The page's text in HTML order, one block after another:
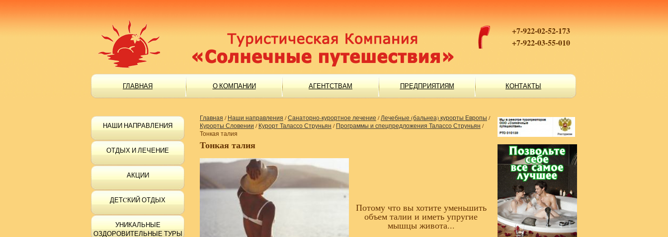
+7-922-02-52-173
+7-922-03-55-010
ГЛАВНАЯ О КОМПАНИИ АГЕНТСТВАМ ПРЕДПРИЯТИЯМ КОНТАКТЫ
НАШИ НАПРАВЛЕНИЯ
ОТДЫХ И ЛЕЧЕНИЕ
АКЦИИ
ДЕТCКИЙ ОТДЫХ
УНИКАЛЬНЫЕ
ОЗДОРОВИТЕЛЬНЫЕ ТУРЫ
Главная /Наши направления /Санаторно-курортное лечение /Лечебные (бальнеа) курорты Европы /
Курорты Словении /Курорт Талассо Струньян /Программы и спецпредложения Талассо Струньян /
Тонкая талия
Тонкая талия
Потому что вы хотите уменьшить
объем талии и иметь упругие
мышцы живота...